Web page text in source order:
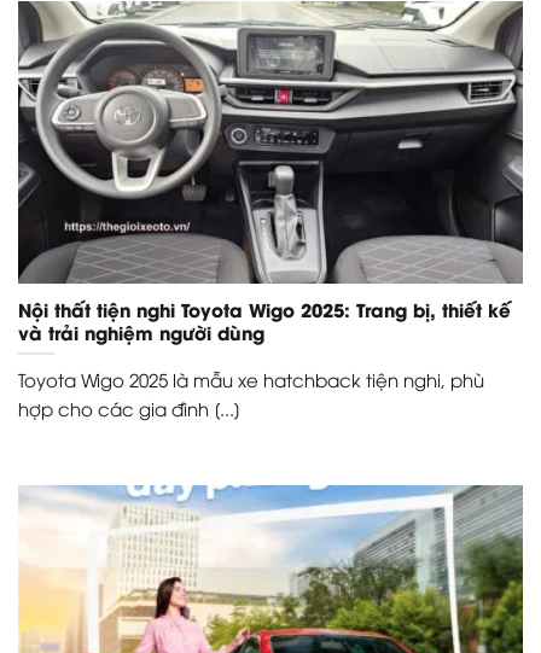
Nội thất tiện nghi Toyota Wigo 2025: Trang bị, thiết kế
và trải nghiệm người dùng
Toyota Wigo 2025 là mẫu xe hatchback tiện nghi, phù
hợp cho các gia đình [...]